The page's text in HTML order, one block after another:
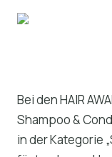
Bei den HAIR
Shampoo &
in der Kategorie